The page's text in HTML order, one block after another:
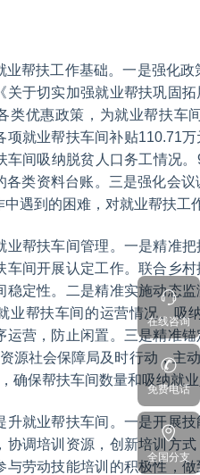
业帮扶工作基础。一是强化
关于切实加强就业帮扶巩固
类优惠政策，为就业帮扶车
项就业帮扶车间补贴110.71
车间吸纳脱贫人口务工情况
各类资料台账。三是强化会
中遇到的困难，对就业帮扶工
业帮扶车间管理。一是精准
车间开展认定工作。联合乡
稳定性。二是精准实施动态
业帮扶车间的运营情况、吸
运营，防止闲置。三是精准
源社会保障局及时行动，主
确保帮扶车间数量和吸纳就
升就业帮扶车间。一是开展
协调培训资源，创新培训方
与劳动技能培训的积极性，
在线咨询
免费电话
全国分支